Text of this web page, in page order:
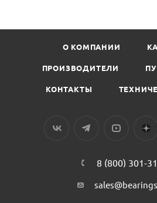
О КОМПАНИИ
ПРОИЗВОДИТЕЛИ
КОНТАКТЫ
8 (800) 301-